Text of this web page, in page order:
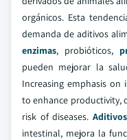
orgánicos. Esta
demanda de aditivos
enzimas, probióticos,
pueden mejorar la
Increasing emphasis
to enhance productivity,
risk of diseases.
intestinal, mejora la